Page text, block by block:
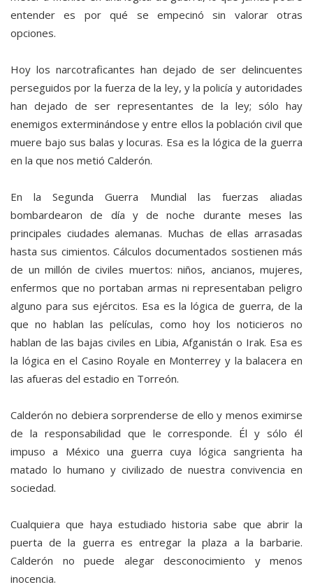
entender es por qué se empecinó sin valorar otras
opciones.
Hoy los narcotraficantes han dejado de ser delincuentes
perseguidos por la fuerza de la ley, y la policía y autoridades
han dejado de ser representantes de la ley; sólo hay
enemigos exterminándose y entre ellos la población civil que
muere bajo sus balas y locuras. Esa es la lógica de la guerra
en la que nos metió Calderón.
En la Segunda Guerra Mundial las fuerzas aliadas
bombardearon de día y de noche durante meses las
principales ciudades alemanas. Muchas de ellas arrasadas
hasta sus cimientos. Cálculos documentados sostienen más
de un millón de civiles muertos: niños, ancianos, mujeres,
enfermos que no portaban armas ni representaban peligro
alguno para sus ejércitos. Esa es la lógica de guerra, de la
que no hablan las películas, como hoy los noticieros no
hablan de las bajas civiles en Libia, Afganistán o Irak. Esa es
la lógica en el Casino Royale en Monterrey y la balacera en
las afueras del estadio en Torreón.
Calderón no debiera sorprenderse de ello y menos eximirse
de la responsabilidad que le corresponde. Él y sólo él
impuso a México una guerra cuya lógica sangrienta ha
matado lo humano y civilizado de nuestra convivencia en
sociedad.
Cualquiera que haya estudiado historia sabe que abrir la
puerta de la guerra es entregar la plaza a la barbarie.
Calderón no puede alegar desconocimiento y menos
inocencia.